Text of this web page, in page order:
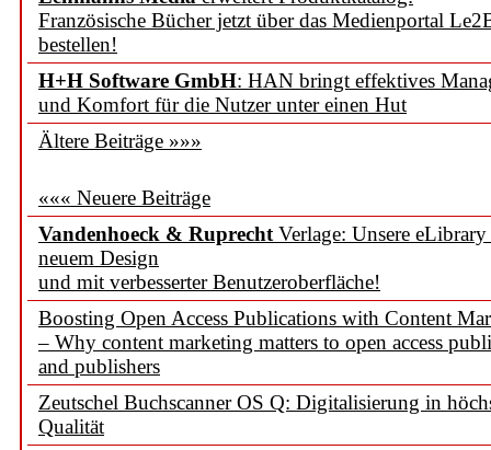
Französische Bücher jetzt über das Medienportal
bestellen!
H+H Software GmbH: HAN bringt effektives
und Komfort für die Nutzer unter einen Hut
Ältere Beiträge »»»
««« Neuere Beiträge
Vandenhoeck & Ruprecht Verlage: Unsere
neuem Design
und mit verbesserter Benutzeroberfläche!
Boosting Open Access Publications with Content
– Why content marketing matters to open access
and publishers
Zeutschel Buchscanner OS Q: Digitalisierung in
Qualität